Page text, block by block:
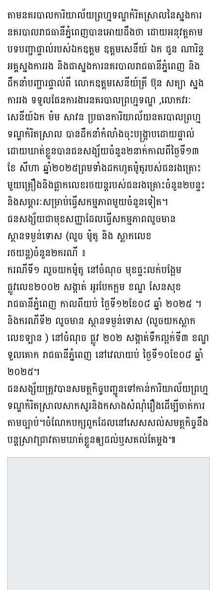
តាមនគរបាលការិយាល័យព្រហ្មទណ្ឌកំរិតស្រាលនៃស្នងការ
នគរបាលរាជធានីភ្នំពេញបានអោយដឹងថា ដោយអនុវត្តតាម
បទបញ្ជាផ្ទាល់របស់ឯកឧត្ដម ឧត្តមសេនីយ៍ ឯក ជួន ណារិន្ទ
អគ្គស្នងការរង និងជាស្នងការនគរបាលរាជធានីភ្នំពេញ និង
ដឹកនាំបញ្ជារផ្ទាល់ពី លោកឧត្តមសេនីយ៍ត្រី ប៊ុន សត្យា ស្នង
ការរង ទទួលផែនការងារនគរបាលព្រហ្មទណ្ឌ ,លោកវរៈ
សេនីយ៍ឯក ម៉ម សាវន ប្រធានការិយាល័យនគរបាលព្រហ្ម
ទណ្ឌកំរិតស្រាល បានដឹកនាំកំលាំងចុះបង្ក្រាបដោយផ្ទាល់
ដោយឃាត់ខ្លួនបានជនសង្ស័យចំនួន២នាក់កាលពីថ្ងៃទី១៣
ខែ សីហា ឆ្នាំ២០២៥ព្រមទាំងដកហូតម៉ូតូរបស់ជនរងគ្រោះ
មួយគ្រឿងនិងផ្លាកលេខរថយន្តរបស់ជនរងគ្រោះចំនួន២បន្ទះ
និងសម្ភារៈសម្រាប់ធ្វើសកម្មភាពមួយចំនួនទៀត។
ជនសង្ស័យជាមុខសញ្ញាដែលធ្វើសកម្មភាពលួចមាន
ស្ថានទម្ងន់ទោស (លួច ម៉ូតូ និង ស្លាកលេខ
រថយន្ត)ចំនួន២ករណី ៖
ករណីទី១ លួចយកម៉ូតូ នៅចំណុច មុខផ្ទះលក់បង្អែម
ផ្លូវលេខ២០០២ សង្កាត់ អូរបែកក្អម ខណ្ឌ សែនសុខ
រាជធានីភ្នំពេញ កាលពីយប់ ថ្ងៃទី១២ខែ០៨ ឆ្នាំ ២០២៥ ។
និងករណីទី២ លួចមាន ស្ថានទម្ងន់ទោស (លួចយកស្លាក
លេខទ្បាន ) នៅចំណុច ផ្លូវ ២០២ សង្កាត់ទឹកល្អក់ទី៣ ខណ្ឌ
ទួលគោក រាជធានីភ្នំពេញ នៅវេលាយប់ ថ្ងៃទី១០ខែ០៨ ឆ្នាំ
២០២៥។
ជនសង្ស័យត្រូវបានសមត្ថកិច្ចបញ្ជូនទៅកាន់ការិយាល័យព្រហ្ម
ទណ្ឌកំរិតស្រាលសាកសួរនិងកសាងសំណុំរឿងដើម្បីចាត់ការ
តាមច្បាប់។ចំណែកបក្សពួកដែលនៅសេសសល់សមត្ថកិច្ចនឹង
បន្តស្រាវជ្រាវតាមឃាត់ខ្លួនឲ្យដល់ឬសគល់តែម្ដង៕